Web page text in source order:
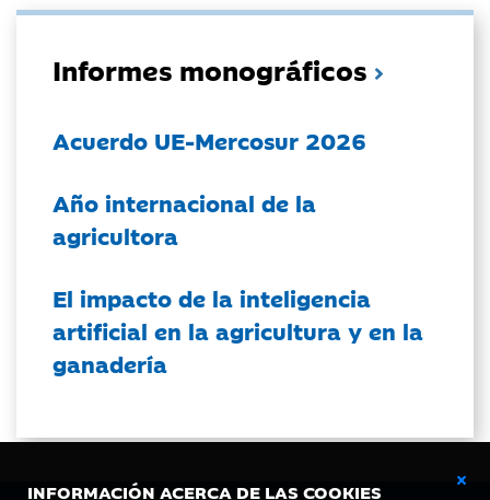
INFORMACIÓN ACERCA DE LAS COOKIES
Informes monográficos
Acuerdo UE-Mercosur 2026
Año internacional de la
agricultora
El impacto de la inteligencia
artificial en la agricultura y en la
ganadería